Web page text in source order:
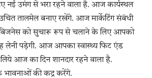
उमंग से भरा रहने वाला है. आज कार्यस्थल
तालमेल बनाए रखेंगे. आज मार्केटिंग संबंधी
बिजनेस को सुचारू रूप से चलाने के लिए आपको
लेनी पड़ेगी. आज आपका स्वास्थ्य फिट एंड
आज का दिन शानदार रहने वाला है.
की कद्र करेंगे.